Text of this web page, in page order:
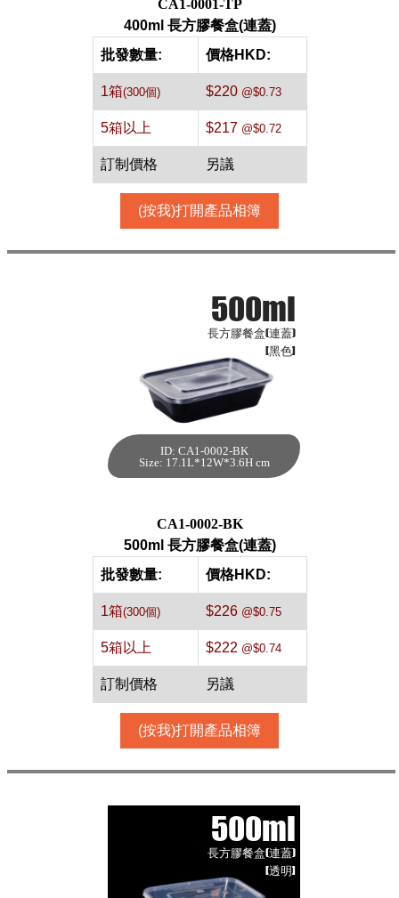
CA1-0001-TP
400ml 長方膠餐盒(連蓋)
批發數量:
價格HKD:
1箱(300個) $220@$0.73
5箱以上 $217 @$0.72
訂制價格 另議
(按我)打開產品相簿
500ml
長方膠餐盒(連蓋)
[黑色]
ID: CA1-0002-BK
Size: 17.1L*12W*3.6H cm
500ml 長方膠餐盒
(連蓋)[黑色,300個]
CA1-0002-BK
500ml 長方膠餐盒(連蓋)
批發數量:
價格HKD:
1箱(300個) $226@$0.75
5箱以上 $222@$0.74
訂制價格 另議
(按我)打開產品相簿
500ml
長方膠餐盒(連蓋)
[透明]